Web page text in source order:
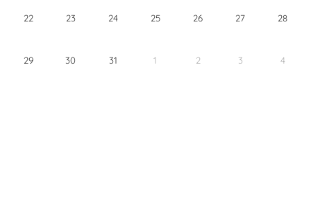
22 23 24 25 26 27 28
29 30 31 1 2 3 4